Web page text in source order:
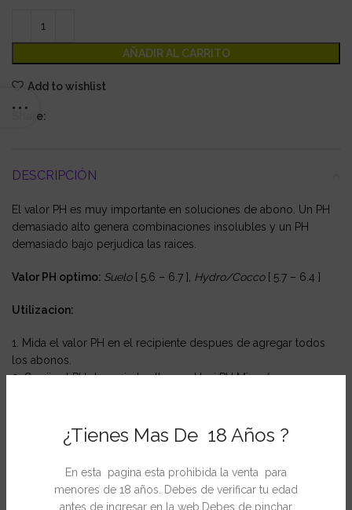
¿Tienes Mas De 18 Años ?
En esta pagina esta prohibida la venta para
menores de 18 años. Debes de verificar tu edad
antes de ingresar en la web.Debes de pinchar
AÑADIR AL CARRITO
Add to wishlist
Share:
DESCRIPCIÓN
El valor PH es muy importante en soluciones de abono. Un PH
demasiado alto genera combinaciones insolubles y un PH
demasiado bajo perjudica las raices.
Valor PH optimo: Suelo[ 5.6 – 6.7 ], Hydro/Cocco[ 5.7 – 6.4 ]
Utilizacion:
1. Mida el valor PH en el recipiente despues de agregar todos
los abonos.
2. Corrija el PH demasiado alto con Hesi PH Minus(agregue
Otros productos en Hesi